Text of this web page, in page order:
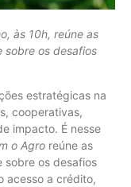
às 10h, reúne as
sobre os desafios
estratégicas na
cooperativas,
impacto. É nesse
o Agro reúne as
sobre os desafios
acesso a crédito,